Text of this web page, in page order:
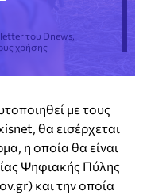
του Dnews,
χρήσης
με τους
θα εισέρχεται
η οποία θα είναι
Ψηφιακής Πύλης
και την οποία